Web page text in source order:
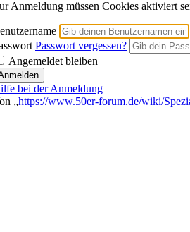
Anmeldung müssen Cookies aktiviert
Passwort vergessen?
Angemeldet bleiben
bei der Anmeldung
„https://www.50er-forum.de/wiki/